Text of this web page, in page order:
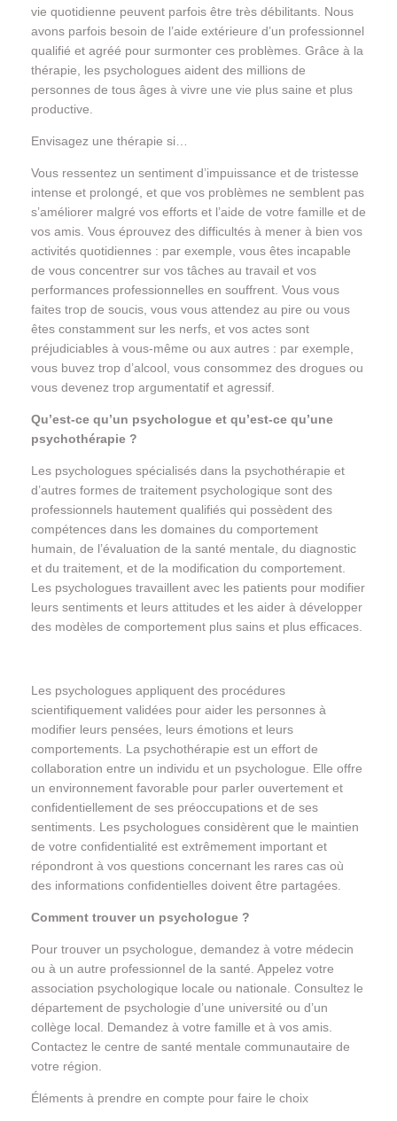
vie quotidienne peuvent parfois être très débilitants. Nous
avons parfois besoin de l’aide extérieure d’un professionnel
qualifié et agréé pour surmonter ces problèmes. Grâce à la
thérapie, les psychologues aident des millions de
personnes de tous âges à vivre une vie plus saine et plus
productive.
Envisagez une thérapie si…
Vous ressentez un sentiment d’impuissance et de tristesse
intense et prolongé, et que vos problèmes ne semblent pas
s’améliorer malgré vos efforts et l’aide de votre famille et de
vos amis. Vous éprouvez des difficultés à mener à bien vos
activités quotidiennes : par exemple, vous êtes incapable
de vous concentrer sur vos tâches au travail et vos
performances professionnelles en souffrent. Vous vous
faites trop de soucis, vous vous attendez au pire ou vous
êtes constamment sur les nerfs, et vos actes sont
préjudiciables à vous-même ou aux autres : par exemple,
vous buvez trop d’alcool, vous consommez des drogues ou
vous devenez trop argumentatif et agressif.
Qu’est-ce qu’un psychologue et qu’est-ce qu’une
psychothérapie ?
Les psychologues spécialisés dans la psychothérapie et
d’autres formes de traitement psychologique sont des
professionnels hautement qualifiés qui possèdent des
compétences dans les domaines du comportement
humain, de l’évaluation de la santé mentale, du diagnostic
et du traitement, et de la modification du comportement.
Les psychologues travaillent avec les patients pour modifier
leurs sentiments et leurs attitudes et les aider à développer
des modèles de comportement plus sains et plus efficaces.
Les psychologues appliquent des procédures
scientifiquement validées pour aider les personnes à
modifier leurs pensées, leurs émotions et leurs
comportements. La psychothérapie est un effort de
collaboration entre un individu et un psychologue. Elle offre
un environnement favorable pour parler ouvertement et
confidentiellement de ses préoccupations et de ses
sentiments. Les psychologues considèrent que le maintien
de votre confidentialité est extrêmement important et
répondront à vos questions concernant les rares cas où
des informations confidentielles doivent être partagées.
Comment trouver un psychologue ?
Pour trouver un psychologue, demandez à votre médecin
ou à un autre professionnel de la santé. Appelez votre
association psychologique locale ou nationale. Consultez le
département de psychologie d’une université ou d’un
collège local. Demandez à votre famille et à vos amis.
Contactez le centre de santé mentale communautaire de
votre région.
Éléments à prendre en compte pour faire le choix